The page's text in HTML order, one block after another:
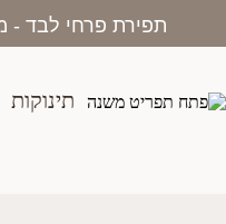
תפירת פרחי לבד
תינוקות
חנות>